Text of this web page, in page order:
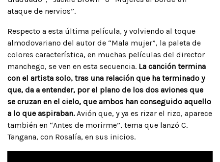
ataque de nervios”.
Respecto a esta última película, y volviendo al toque
almodovariano del autor de “Mala mujer”, la paleta de
colores característica, en muchas películas del director
manchego, se ven en esta secuencia. La canción termina
con el artista solo, tras una relación que ha terminado y
que, da a entender, por el plano de los dos aviones que
se cruzan en el cielo, que ambos han conseguido aquello
a lo que aspiraban.Avión que, y ya es rizar el rizo, aparece
también en “Antes de morirme”, tema que lanzó C.
Tangana, con Rosalía, en sus inicios.